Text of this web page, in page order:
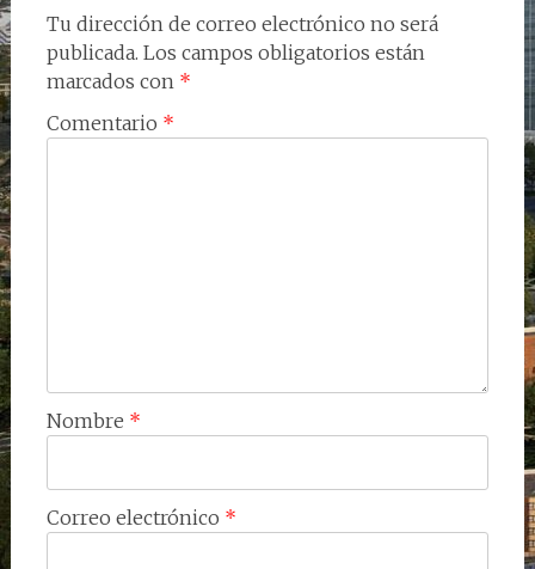
Tu dirección de correo electrónico no será
publicada. Los campos obligatorios están
marcados con *
Comentario *
Nombre *
Correo electrónico *